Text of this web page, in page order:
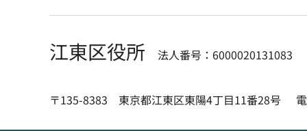
江東区役所 法人番号：6000020131083
〒135-8383 東京都江東区東陽4丁目11番28号